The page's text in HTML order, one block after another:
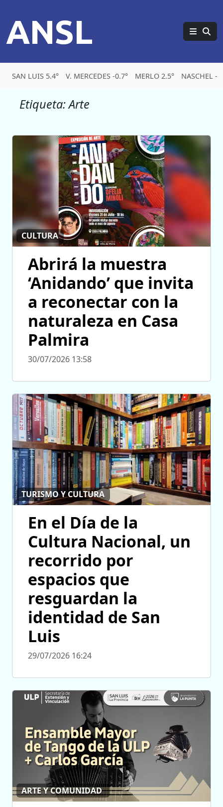
ANSL
SAN LUIS 5.4° V. MERCEDES -0.7° MERLO 2.5° NASCHEL -
Etiqueta:Arte
CULTURA
Abrirá la muestra
‘Anidando’ que invita
a reconectar con la
naturaleza en Casa
Palmira
30/07/2026 13:58
TURISMO Y CULTURA
En el Día de la
Cultura Nacional, un
recorrido por
espacios que
resguardan la
identidad de San
Luis
29/07/2026 16:24
ARTE Y COMUNIDAD